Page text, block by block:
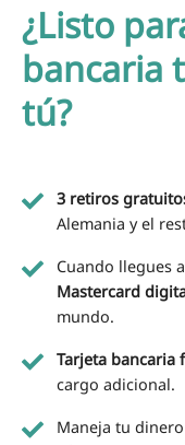
¿Listo
bancaria
tú?
3 retiros
Alemania y el
Cuando llegues
Mastercard
mundo.
Tarjeta bancaria
cargo adicional.
Maneja tu dinero